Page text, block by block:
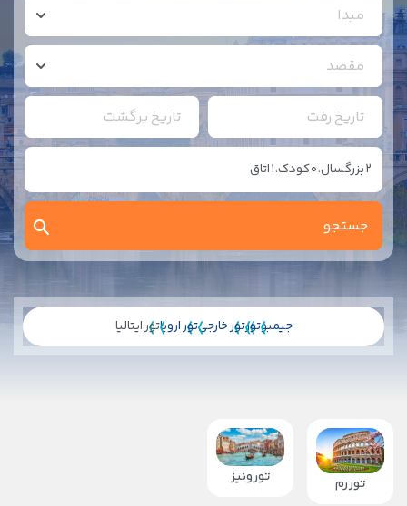
مبدا
مقصد
تاریخ رفت تاریخ برگشت
2بزرگسال،0کودک،1اتاق
جیمبوتورتور خارجیتور اروپاتور ایتالیا
تور رم تور ونیز